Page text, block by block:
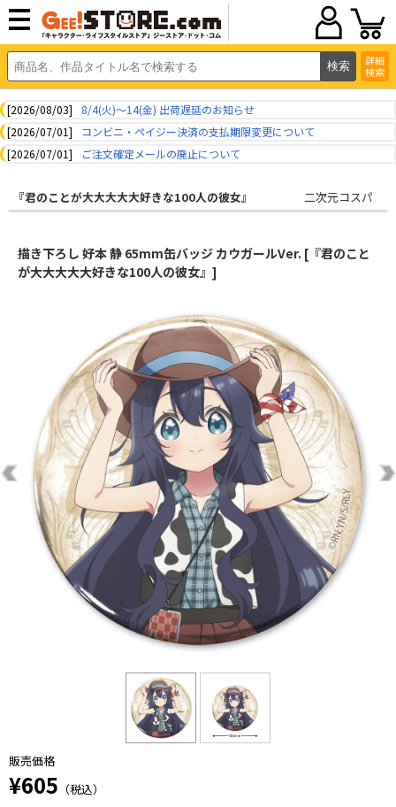
詳細
検索
[2026/08/03]
8/4(火)～14(金) 出荷遅延のお知らせ
[2026/07/01]
コンビニ・ペイジー決済の支払期限変更について
[2026/07/01]
ご注文確定メールの廃止について
『君のことが大大大大大好きな100人の彼女』 二次元コスパ
描き下ろし 好本 静 65mm缶バッジ カウガールVer. [『君のこと
が大大大大大好きな100人の彼女』]
販売価格
¥605 （税込）